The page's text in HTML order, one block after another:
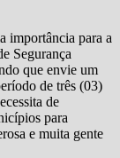
importância para a
Segurança
que envie um
de três (03)
de
para
e muita gente